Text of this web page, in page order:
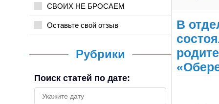
СВОИХ НЕ БРОСАЕМ
Оставьте свой отзыв
Рубрики
Поиск статей по дате:
В